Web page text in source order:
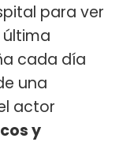
para ver
última
cada día
una
actor
y